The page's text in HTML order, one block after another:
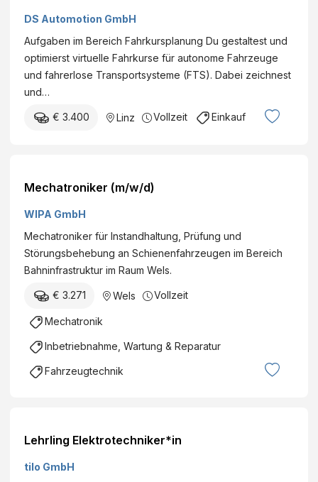
DS Automotion GmbH
Aufgaben im Bereich Fahrkursplanung Du gestaltest und
optimierst virtuelle Fahrkurse für autonome Fahrzeuge
und fahrerlose Transportsysteme (FTS). Dabei zeichnest
und…
€ 3.400 Linz Vollzeit Einkauf
Mechatroniker (m/w/d)
WIPA GmbH
Mechatroniker für Instandhaltung, Prüfung und
Störungsbehebung an Schienenfahrzeugen im Bereich
Bahninfrastruktur im Raum Wels.
€ 3.271 Wels Vollzeit
Mechatronik
Inbetriebnahme, Wartung & Reparatur
Fahrzeugtechnik
Lehrling Elektrotechniker*in
tilo GmbH